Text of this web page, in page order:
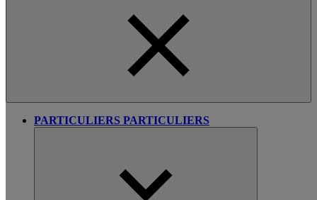
PARTICULIERS PARTICULIERS